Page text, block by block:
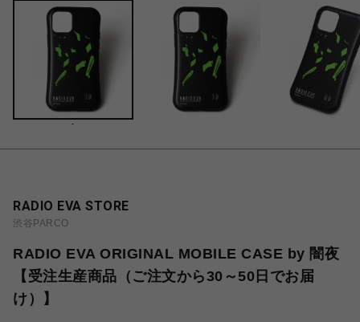
-
RADIO EVA STORE
渋谷PARCO
RADIO EVA ORIGINAL MOBILE CASE by 闇夜
【受注生産商品（ご注文から30～50日でお届
け）】